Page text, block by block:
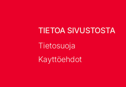
TIETOA SIVUSTOSTA
Tietosuoja
Kayttöehdot